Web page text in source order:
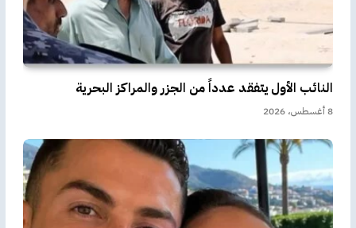
النائب الأول يتفقد عدداً من الجزر والمراكز البحرية
8 أغسطس، 2026